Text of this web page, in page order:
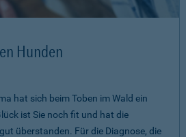
Hunden
hat sich beim Toben im Wald ein
ist Sie noch fit und hat die
überstanden. Für die Diagnose, die